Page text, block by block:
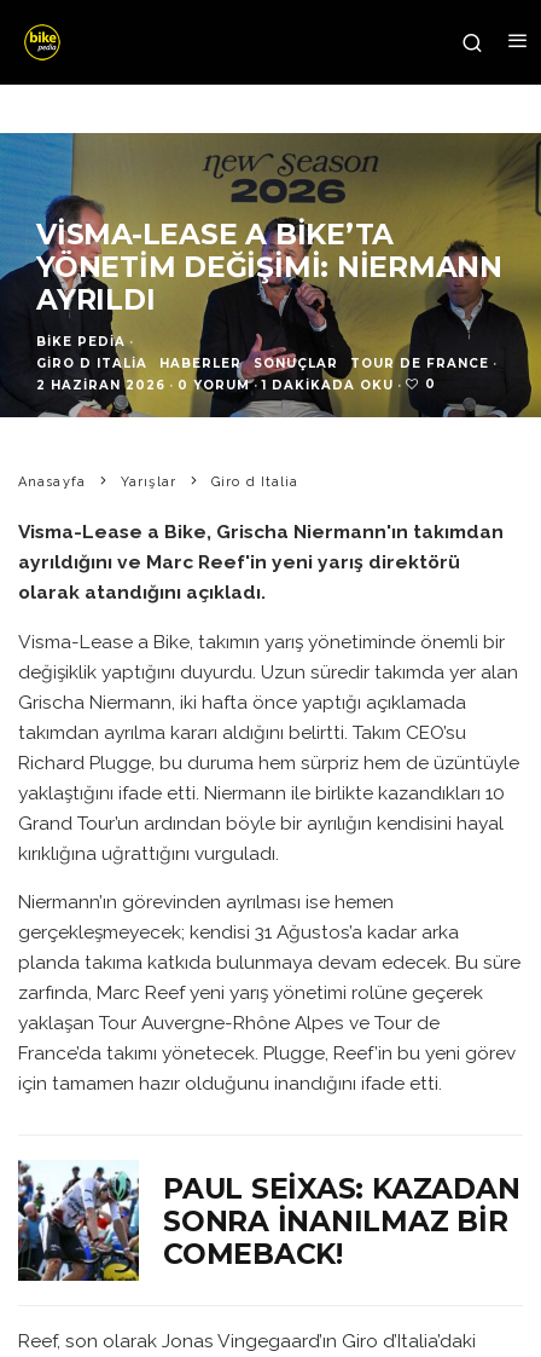
VISMA-LEASE A BIKE’TA
YÖNETIM DEĞIŞIMI: NIERMANN
AYRILDI
BIKE PEDIA ·
GIRO D ITALIA
HABERLER SONUÇLAR TOUR DE FRANCE ·
2 HAZIRAN 2026 · 0 YORUM · 1 DAKIKADA OKU · 0
Anasayfa Yarışlar Giro d Italia
Visma-Lease a Bike, Grischa Niermann'ın takımdan
ayrıldığını ve Marc Reef'in yeni yarış direktörü
olarak atandığını açıkladı.
Visma-Lease a Bike, takımın yarış yönetiminde önemli bir
değişiklik yaptığını duyurdu. Uzun süredir takımda yer alan
Grischa Niermann, iki hafta önce yaptığı açıklamada
takımdan ayrılma kararı aldığını belirtti. Takım CEO’su
Richard Plugge, bu duruma hem sürpriz hem de üzüntüyle
yaklaştığını ifade etti. Niermann ile birlikte kazandıkları 10
Grand Tour’un ardından böyle bir ayrılığın kendisini hayal
kırıklığına uğrattığını vurguladı.
Niermann’ın görevinden ayrılması ise hemen
gerçekleşmeyecek; kendisi 31 Ağustos’a kadar arka
planda takıma katkıda bulunmaya devam edecek. Bu süre
zarfında, Marc Reef yeni yarış yönetimi rolüne geçerek
yaklaşan Tour Auvergne-Rhône Alpes ve Tour de
France’da takımı yönetecek. Plugge, Reef’in bu yeni görev
için tamamen hazır olduğunu inandığını ifade etti.
PAUL SEIXAS: KAZADAN
SONRA İNANILMAZ BIR
COMEBACK!
Reef, son olarak Jonas Vingegaard’ın Giro d’Italia’daki